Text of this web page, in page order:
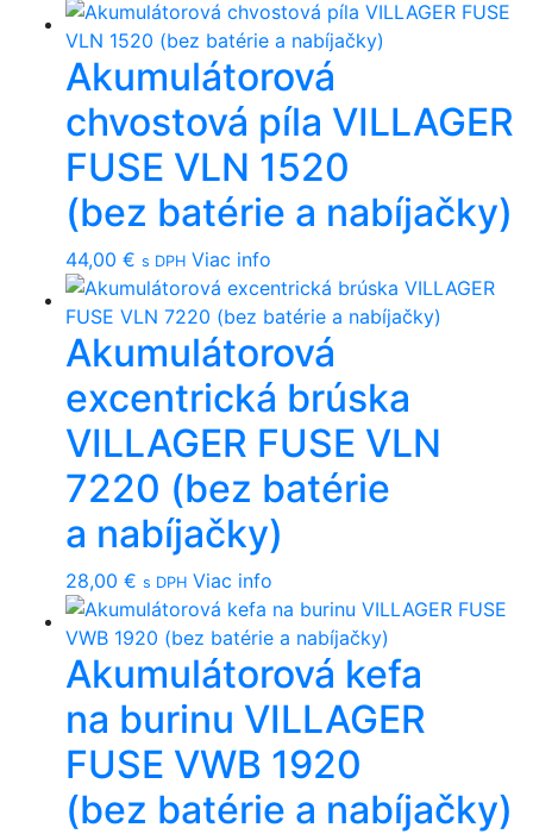
Akumulátorová
chvostová píla VILLAGER
FUSE VLN 1520
(bez batérie a nabíjačky)
44,00 € s DPH Viac info
Akumulátorová
excentrická brúska
VILLAGER FUSE VLN
7220 (bez batérie
a nabíjačky)
28,00 € s DPH Viac info
Akumulátorová kefa
na burinu VILLAGER
FUSE VWB 1920
(bez batérie a nabíjačky)